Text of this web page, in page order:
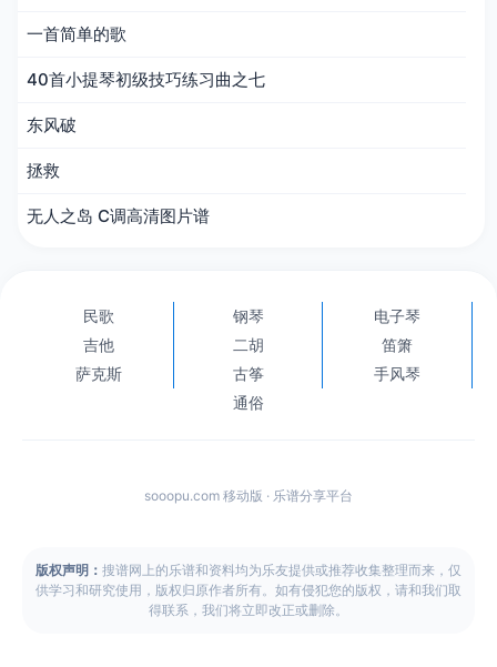
一首简单的歌
40首小提琴初级技巧练习曲之七
东风破
拯救
无人之岛 C调高清图片谱
民歌 钢琴
电子琴
吉他
二胡
笛箫
萨克斯
古筝
手风琴
通俗
sooopu.com 移动版 · 乐谱分享平台
版权声明： 搜谱网上的乐谱和资料均为乐友提供或推荐收集整理而来，仅
供学习和研究使用，版权归原作者所有。如有侵犯您的版权，请和我们取
得联系，我们将立即改正或删除。